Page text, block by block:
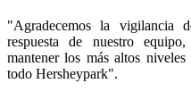
"Agradecemos la vigilancia
respuesta de nuestro
mantener los más altos
todo Hersheypark".